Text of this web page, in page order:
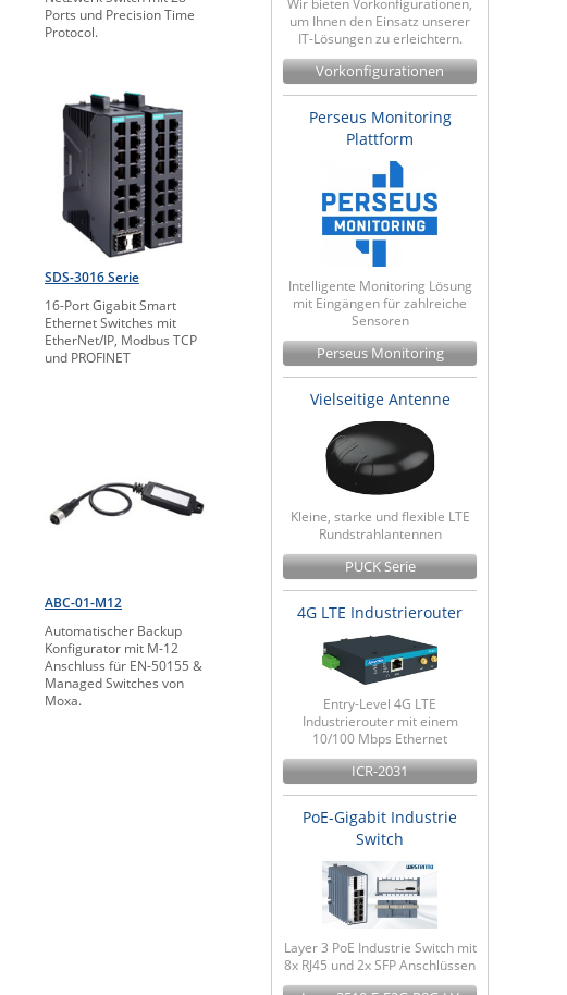
Ports und Precision Time
Protocol.
SDS-3016 Serie
16-Port Gigabit Smart
Ethernet Switches mit
EtherNet/IP, Modbus TCP
und PROFINET
ABC-01-M12
Automatischer Backup
Konfigurator mit M-12
Anschluss für EN-50155 &
Managed Switches von
Moxa.
um Ihnen den Einsatz unserer
IT-Lösungen zu erleichtern.
Vorkonfigurationen
Perseus Monitoring
Plattform
Intelligente Monitoring Lösung
mit Eingängen für zahlreiche
Sensoren
Perseus Monitoring
Vielseitige Antenne
Kleine, starke und flexible LTE
Rundstrahlantennen
PUCK Serie
4G LTE Industrierouter
Entry-Level 4G LTE
Industrierouter mit einem
10/100 Mbps Ethernet
ICR-2031
PoE-Gigabit Industrie
Switch
Layer 3 PoE Industrie Switch mit
8x RJ45 und 2x SFP Anschlüssen